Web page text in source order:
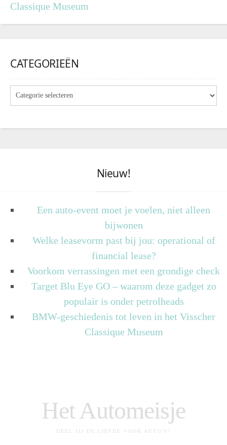
Classique Museum
CATEGORIEËN
Nieuw!
Een auto-event moet je voelen, niet alleen
bijwonen
Welke leasevorm past bij jou: operational of
financial lease?
Voorkom verrassingen met een grondige check
Target Blu Eye GO – waarom deze gadget zo
populair is onder petrolheads
BMW-geschiedenis tot leven in het Visscher
Classique Museum
Het Automeisje
DEEL JIJ DE LIEFDE VOOR AUTO'S?